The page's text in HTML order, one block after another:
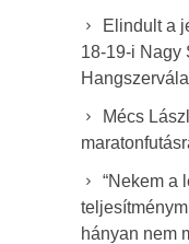
Elindult a
18-19-i Nagy
Mécs
“Nekem a
hányan nem